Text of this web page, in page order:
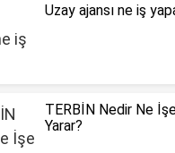
Uzay ajansı ne iş
TERBİN Nedir Ne
Yarar?